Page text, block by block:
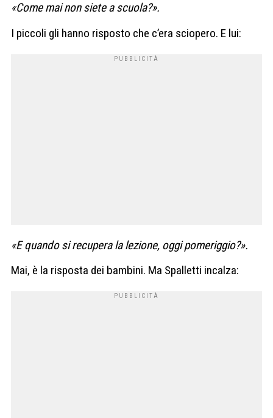
«Come mai non siete a scuola?».
I piccoli gli hanno risposto che c’era sciopero. E lui:
«E quando si recupera la lezione, oggi pomeriggio?».
Mai, è la risposta dei bambini. Ma Spalletti incalza: